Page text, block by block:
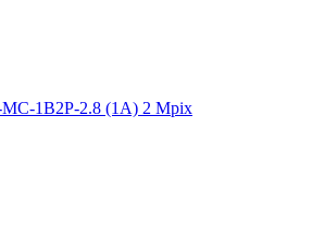
1B2P-2.8 (1A) 2 Mpix